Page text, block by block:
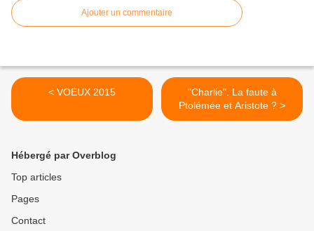
Ajouter un commentaire
< VOEUX 2015
"Charlie". La faute à
Ptolémée et Aristote ? >
Hébergé par Overblog
Top articles
Pages
Contact